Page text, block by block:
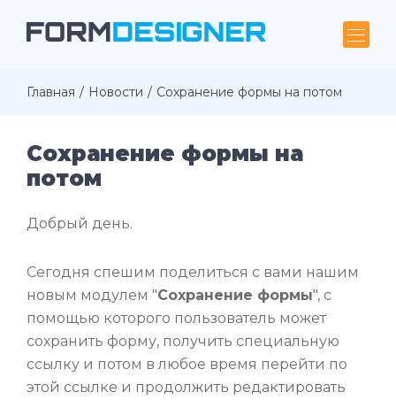
Главная Новости Сохранение формы на потом
Сохранение формы на
потом
Добрый день.
Сегодня спешим поделиться с вами нашим
новым модулем "Сохранение формы", с
помощью которого пользователь может
сохранить форму, получить специальную
ссылку и потом в любое время перейти по
этой ссылке и продолжить редактировать